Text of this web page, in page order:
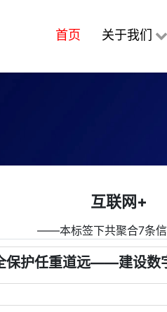
首页 关于我们
互联网+
――本标签下共聚合7条
保护任重道远——建设数